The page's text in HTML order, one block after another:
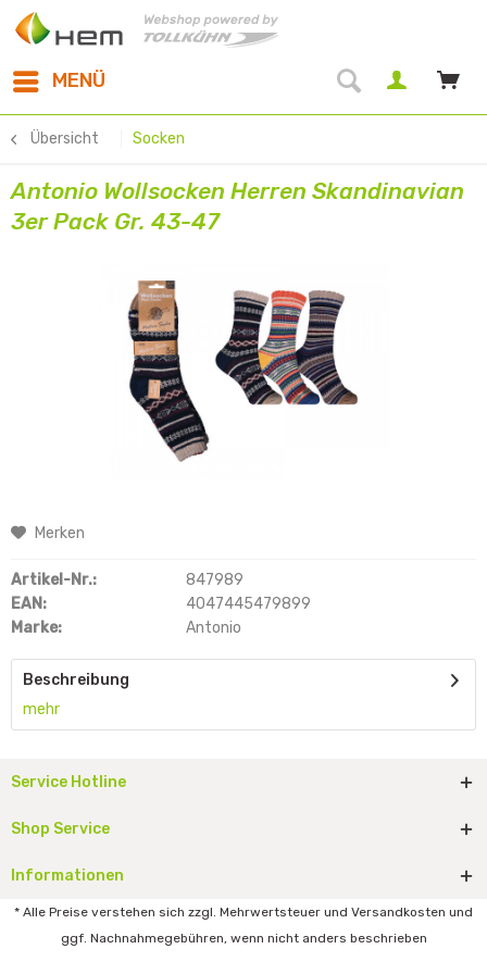
MENÜ
Übersicht Socken
Antonio Wollsocken Herren Skandinavian
3er Pack Gr. 43-47
Merken
Artikel-Nr.:
847989
EAN:
4047445479899
Marke:
Antonio
Beschreibung
mehr
Service Hotline
Shop Service
Informationen
* Alle Preise verstehen sich zzgl. Mehrwertsteuer und Versandkosten und
ggf. Nachnahmegebühren, wenn nicht anders beschrieben